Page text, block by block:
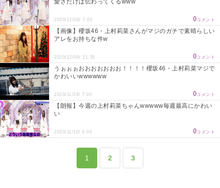
2020/12/08/ 7:00 0コメント
【画像】櫻坂46・上村莉菜さんがマジのガチで素晴らしい
アレをお持ちな件w
2020/12/06/ 21:30 0コメント
うぉぉぉおおおおおおお！！！！櫻坂46・上村莉菜マジで
かわいいwwwwww
2020/11/29/ 7:00 0コメント
【朗報】今週の上村莉菜ちゃんwwwww毎週最高にかわい
い
2020/11/10/ 8:00 0コメント
1 2 3